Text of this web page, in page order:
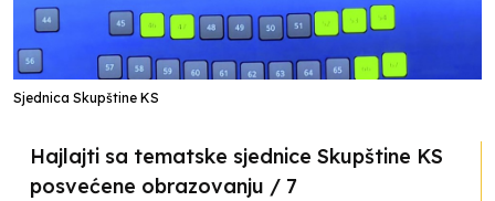
Sjednica Skupštine KS
Hajlajti sa tematske sjednice Skupštine KS
posvećene obrazovanju / 7